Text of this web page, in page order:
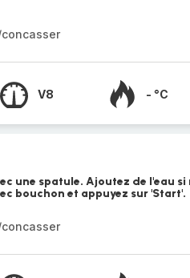
V8 - °C
une spatule. Ajoutez de l'eau si
bouchon et appuyez sur 'Start'.